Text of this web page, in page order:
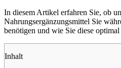
In diesem Artikel erfahren Sie, ob
Nahrungsergänzungsmittel Sie
benötigen und wie Sie diese
Inhalt